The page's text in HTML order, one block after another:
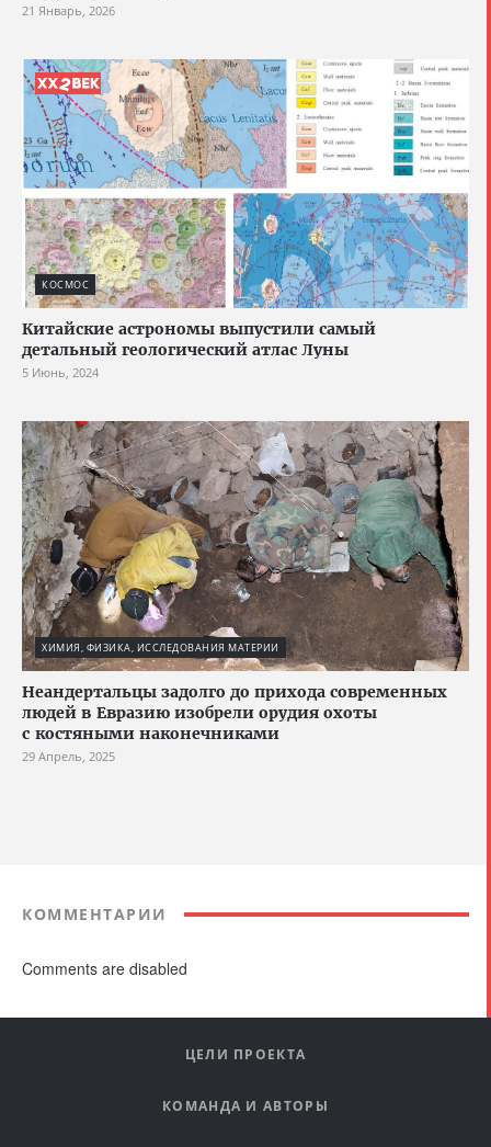
21 Январь, 2026
КОСМОС
Китайские астрономы выпустили самый
детальный геологический атлас Луны
5 Июнь, 2024
ХИМИЯ, ФИЗИКА, ИССЛЕДОВАНИЯ МАТЕРИИ
Неандертальцы задолго до прихода современных
людей в Евразию изобрели орудия охоты
с костяными наконечниками
29 Апрель, 2025
КОММЕНТАРИИ
Comments are disabled
ЦЕЛИ ПРОЕКТА
КОМАНДА И АВТОРЫ